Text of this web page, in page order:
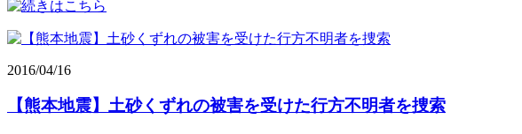
2016/04/16
【熊本地震】土砂くずれの被害を受けた行方不明者を捜索